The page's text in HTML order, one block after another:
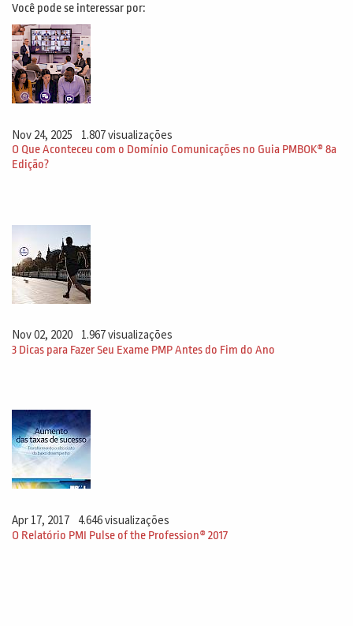
Você pode se interessar por:
Nov 24, 2025 1.807 visualizações
O Que Aconteceu com o Domínio Comunicações no Guia PMBOK® 8a
Edição?
Nov 02, 2020 1.967 visualizações
3 Dicas para Fazer Seu Exame PMP Antes do Fim do Ano
Apr 17, 2017 4.646 visualizações
O Relatório PMI Pulse of the Profession® 2017